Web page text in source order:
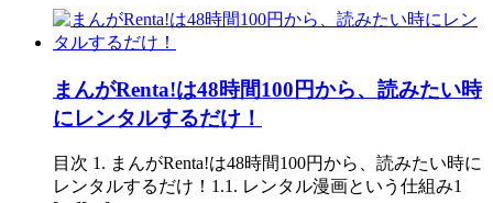
まんがRenta!は48時間100円から、読みたい時
にレンタルするだけ！
目次 1. まんがRenta!は48時間100円から、読みたい時に
レンタルするだけ！1.1. レンタル漫画という仕組み1